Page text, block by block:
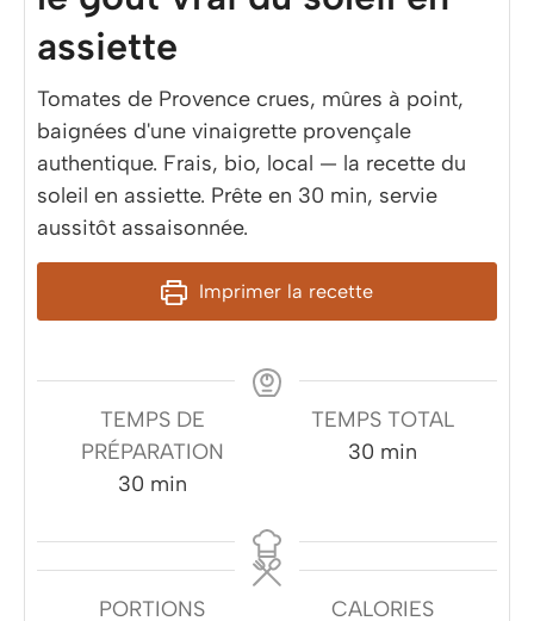
assiette
Tomates de Provence crues, mûres à point,
baignées d'une vinaigrette provençale
authentique. Frais, bio, local — la recette du
soleil en assiette. Prête en 30 min, servie
aussitôt assaisonnée.
Imprimer la recette
TEMPS DE
PRÉPARATION
30minutes
min
TEMPS TOTAL
30minutes
min
PORTIONS
CALORIES